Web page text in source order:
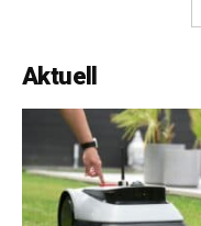
Aktuell